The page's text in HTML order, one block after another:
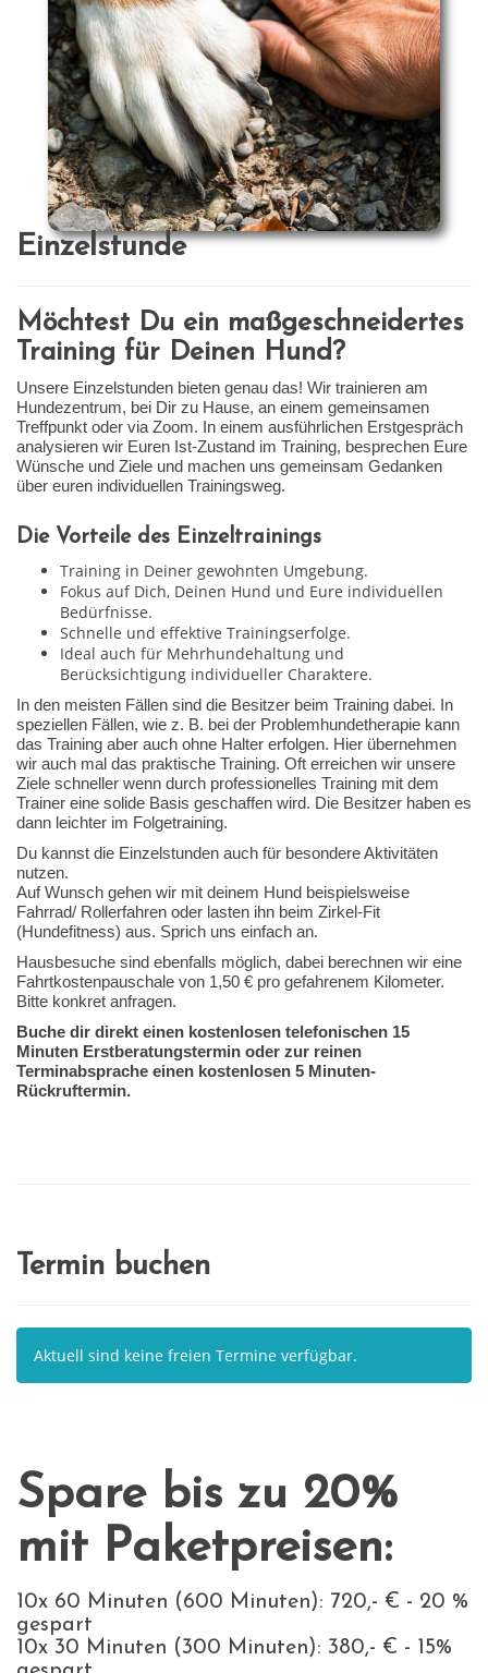
Einzelstunde
Möchtest Du ein maßgeschneidertes
Training für Deinen Hund?
Unsere Einzelstunden bieten genau das! Wir trainieren am
Hundezentrum, bei Dir zu Hause, an einem gemeinsamen
Treffpunkt oder via Zoom. In einem ausführlichen Erstgespräch
analysieren wir Euren Ist-Zustand im Training, besprechen Eure
Wünsche und Ziele und machen uns gemeinsam Gedanken
über euren individuellen Trainingsweg.
Die Vorteile des Einzeltrainings
Training in Deiner gewohnten Umgebung.
Fokus auf Dich, Deinen Hund und Eure individuellen
Bedürfnisse.
Schnelle und effektive Trainingserfolge.
Ideal auch für Mehrhundehaltung und
Berücksichtigung individueller Charaktere.
In den meisten Fällen sind die Besitzer beim Training dabei. In
speziellen Fällen, wie z. B. bei der Problemhundetherapie kann
das Training aber auch ohne Halter erfolgen. Hier übernehmen
wir auch mal das praktische Training. Oft erreichen wir unsere
Ziele schneller wenn durch professionelles Training mit dem
Trainer eine solide Basis geschaffen wird. Die Besitzer haben es
dann leichter im Folgetraining.
Du kannst die Einzelstunden auch für besondere Aktivitäten
nutzen.
Auf Wunsch gehen wir mit deinem Hund beispielsweise
Fahrrad/ Rollerfahren oder lasten ihn beim Zirkel-Fit
(Hundefitness) aus. Sprich uns einfach an.
Hausbesuche sind ebenfalls möglich, dabei berechnen wir eine
Fahrtkostenpauschale von 1,50 € pro gefahrenem Kilometer.
Bitte konkret anfragen.
Buche dir direkt einen kostenlosen telefonischen 15
Minuten Erstberatungstermin oder zur reinen
Terminabsprache einen kostenlosen 5 Minuten-
Rückruftermin.
Termin buchen
Aktuell sind keine freien Termine verfügbar.
Spare bis zu 20%
mit Paketpreisen:
10x 60 Minuten (600 Minuten): 720,- € - 20 %
gespart
10x 30 Minuten (300 Minuten): 380,- € - 15%